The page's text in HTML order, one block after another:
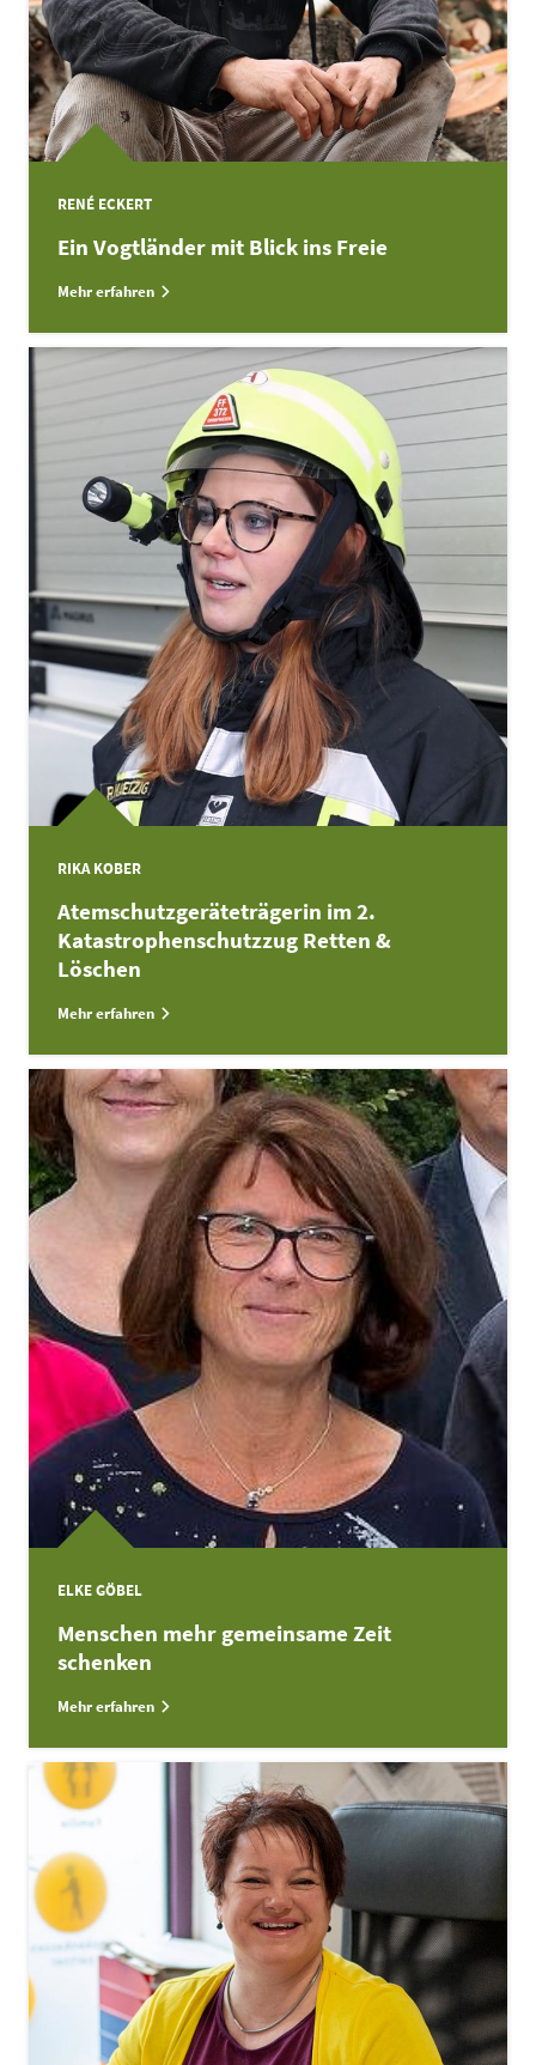
RENÉ ECKERT
Ein Vogtländer mit Blick ins Freie
Mehr erfahren
RIKA KOBER
Atemschutzgeräteträgerin im 2.
Katastrophenschutzzug Retten &
Löschen
Mehr erfahren
ELKE GÖBEL
Menschen mehr gemeinsame Zeit
schenken
Mehr erfahren